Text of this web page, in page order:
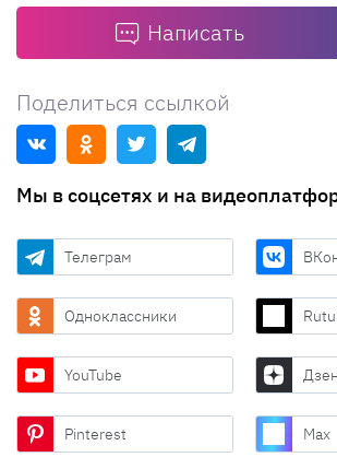
Написать
Поделиться ссылкой
Мы в соцсетях и на
Телеграм
Одноклассники
YouTube Дзен
Pinterest Max